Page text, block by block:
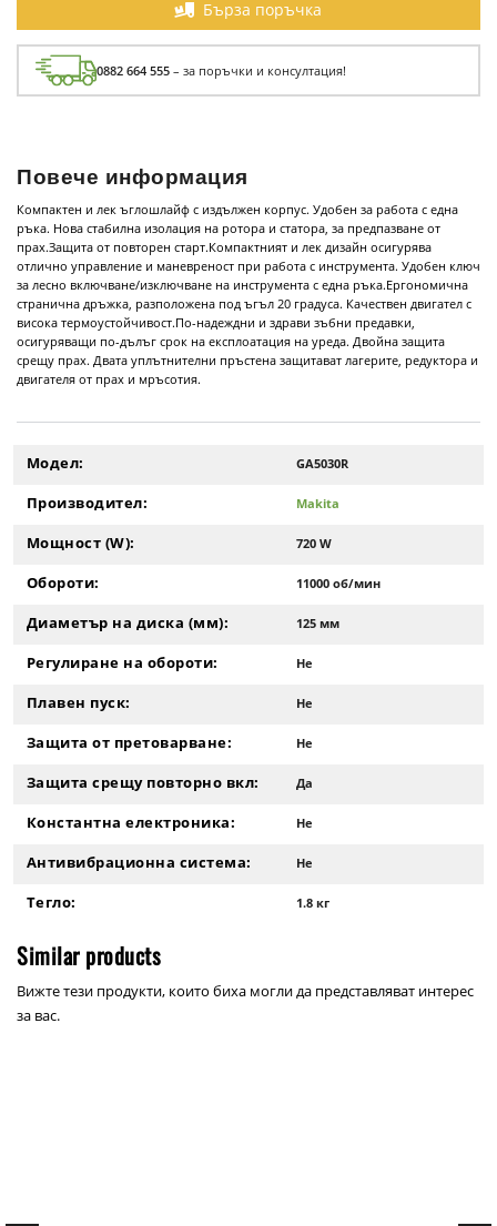
Бърза поръчка
0882 664 555 – за поръчки и консултация!
Повече информация
Компактен и лек ъглошлайф с издължен корпус. Удобен за работа с една
ръка. Нова стабилна изолация на ротора и статора, за предпазване от
прах.Защита от повторен старт.Компактният и лек дизайн осигурява
отлично управление и маневреност при работа с инструмента. Удобен ключ
за лесно включване/изключване на инструмента с една ръка.Ергономична
странична дръжка, разположена под ъгъл 20 градуса. Качествен двигател с
висока термоустойчивост.По-надеждни и здрави зъбни предавки,
осигуряващи по-дълъг срок на експлоатация на уреда. Двойна защита
срещу прах. Двата уплътнителни пръстена защитават лагерите, редуктора и
двигателя от прах и мръсотия.
Модел: GA5030R
Производител: Makita
Мощност (W): 720 W
Обороти: 11000 об/мин
Диаметър на диска (мм): 125 мм
Регулиране на обороти: Не
Плавен пуск: Не
Защита от претоварване: Не
Защита срещу повторно вкл: Да
Константна електроника: Не
Антивибрационна система: Не
Тегло: 1.8 кг
Similar products
Вижте тези продукти, които биха могли да представляват интерес
за вас.